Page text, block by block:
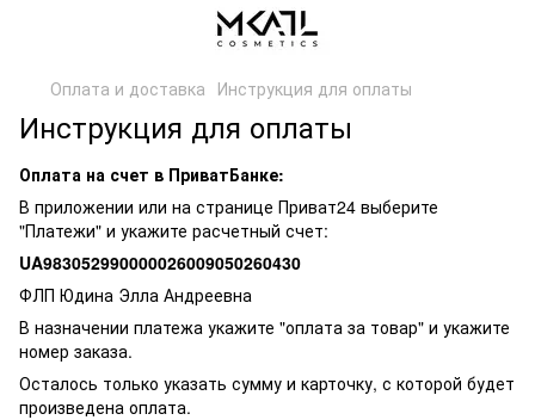
Оплата и доставка Инструкция для оплаты
Инструкция для оплаты
Оплата на счет в ПриватБанке:
В приложении или на странице Приват24 выберите
"Платежи" и укажите расчетный счет:
UA983052990000026009050260430
ФЛП Юдина Элла Андреевна
В назначении платежа укажите "оплата за товар" и укажите
номер заказа.
Осталось только указать сумму и карточку, с которой будет
произведена оплата.